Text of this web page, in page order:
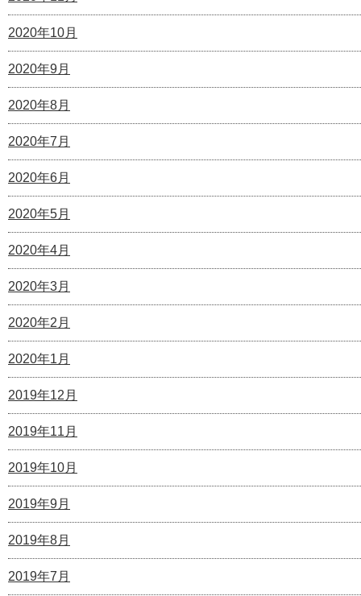
2020年10月
2020年9月
2020年8月
2020年7月
2020年6月
2020年5月
2020年4月
2020年3月
2020年2月
2020年1月
2019年12月
2019年11月
2019年10月
2019年9月
2019年8月
2019年7月